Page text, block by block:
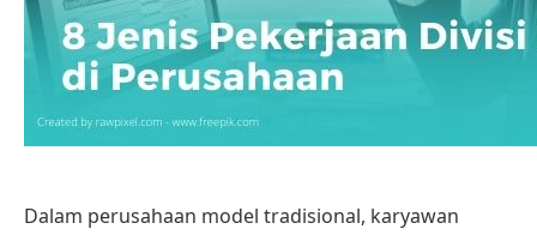
Dalam perusahaan model tradisional, karyawan